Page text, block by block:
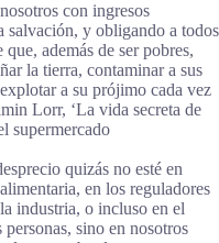
con ingresos
salvación, y obligando a todos
además de ser pobres,
la tierra, contaminar a sus
a su prójimo cada vez
Lorr, ‘La vida secreta de
supermercado
quizás no esté en
en los reguladores
industria, o incluso en el
sino en nosotros